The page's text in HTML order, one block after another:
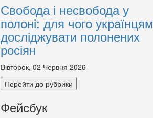
Свобода і несвобода у
полоні: для чого українцям
досліджувати полонених
росіян
Вівторок, 02 Червня 2026
Перейти до рубрики
Фейсбук